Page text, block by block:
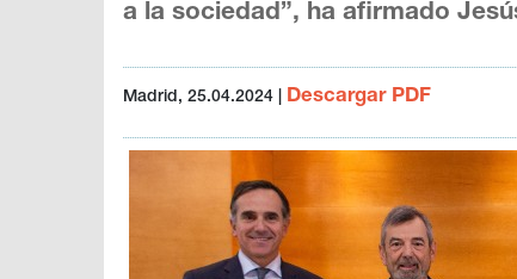
a la sociedad”, ha afirmado
Madrid, 25.04.2024 Descargar PDF